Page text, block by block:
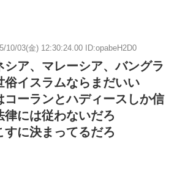
10/03(金) 12:30:24.00 ID:opabeH2D0
シア、マレーシア、バングラ
俗イスラムならまだいい
コーランとハディースしか信
律には従わないだろ
すに決まってるだろ